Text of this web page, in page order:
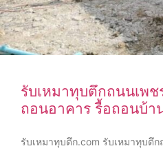
รับเหมาทุบตึกถนนเพ
ถอนอาคาร รื้อถอนบ้า
รับเหมาทุบตึก.com รับเหมาทุบตึ